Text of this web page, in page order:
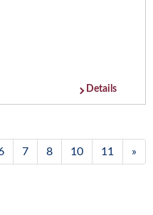
Details
7 8 10 11 »